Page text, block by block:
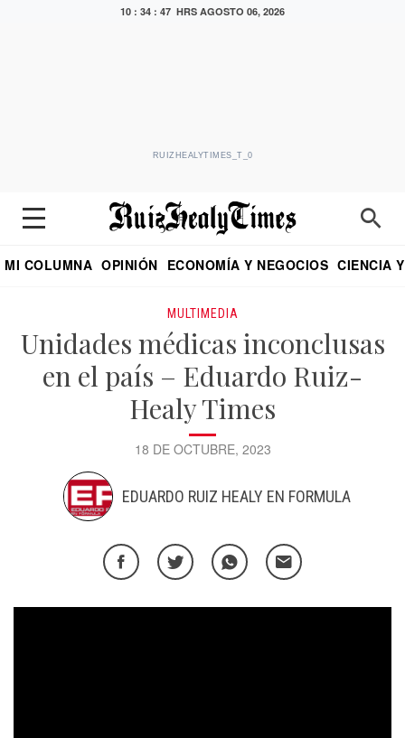
10 : 34 : 47 HRS AGOSTO 06, 2026
RUIZHEALYTIMES_T_0
MI COLUMNA OPINIÓN ECONOMÍA Y NEGOCIOS CIENCIA
MULTIMEDIA
Unidades médicas inconclusas
en el país – Eduardo Ruiz-
Healy Times
18 DE OCTUBRE, 2023
EDUARDO RUIZ HEALY EN FORMULA